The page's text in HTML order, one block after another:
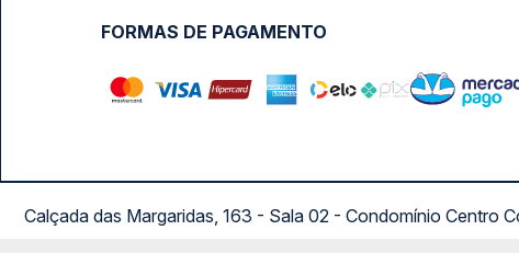
FORMAS DE PAGAMENTO
Calçada das Margaridas, 163 - Sala 02 - Condomínio Centro